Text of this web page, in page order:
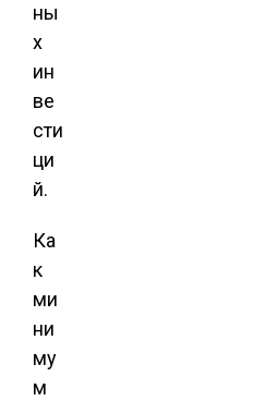
ны
х
ин
ве
сти
ци
й.
Ка
к
ми
ни
му
м